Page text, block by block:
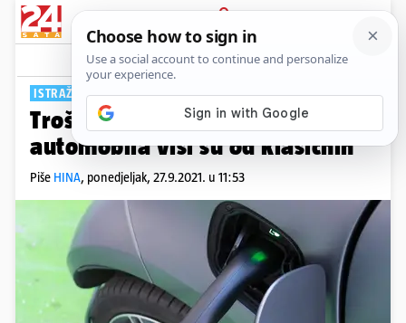
PRIJAVA
Tech Komentari
ISTRAŽIVANJE
Troškovi popravka električnih
automobila viši su od klasičnih
Piše HINA, ponedjeljak, 27.9.2021. u 11:53